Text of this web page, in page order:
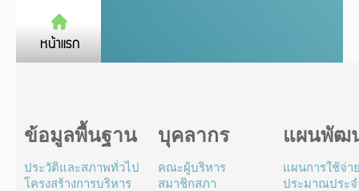
ข้อมูลพื้นฐาน
ประวัติและสภาพทั่วไป
โครงสร้างการบริหาร
บุคลากร
คณะผู้บริหาร
สมาชิกสภา
แผนพัฒ
แผนการใช้จ่า
ประมาณประ